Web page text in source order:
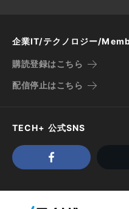
企業IT/テクノロジー/
購読登録はこちら
配信停止はこちら
TECH+ 公式SNS